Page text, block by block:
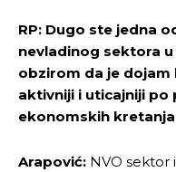
RP: Dugo ste jedna
nevladinog sektora u
obzirom da je dojam
aktivniji i uticajniji po
ekonomskih kretanja
Arapović: NVO sektor